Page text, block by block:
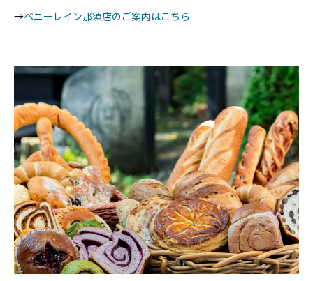
→ペニーレイン那須店のご案内はこちら